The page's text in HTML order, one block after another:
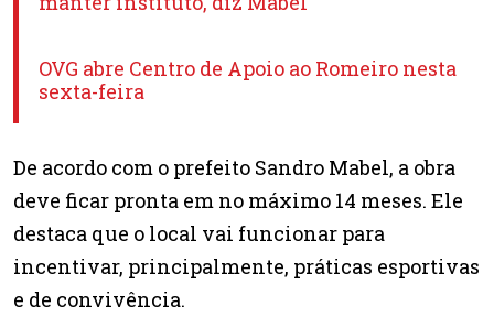
OVG abre Centro de Apoio ao Romeiro nesta
sexta-feira
De acordo com o prefeito Sandro Mabel, a obra
deve ficar pronta em no máximo 14 meses. Ele
destaca que o local vai funcionar para
incentivar, principalmente, práticas esportivas
e de convivência.